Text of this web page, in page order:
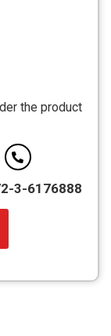
the product
3-6176888